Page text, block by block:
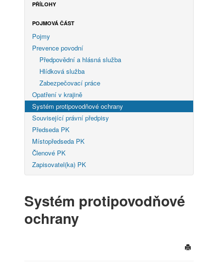
PŘÍLOHY
POJMOVÁ ČÁST
Pojmy
Prevence povodní
Předpovědní a hlásná služba
Hlídková služba
Zabezpečovací práce
Opatření v krajině
Systém protipovodňové ochrany
Související právní předpisy
Předseda PK
Místopředseda PK
Členové PK
Zapisovatel(ka) PK
Systém protipovodňové
ochrany